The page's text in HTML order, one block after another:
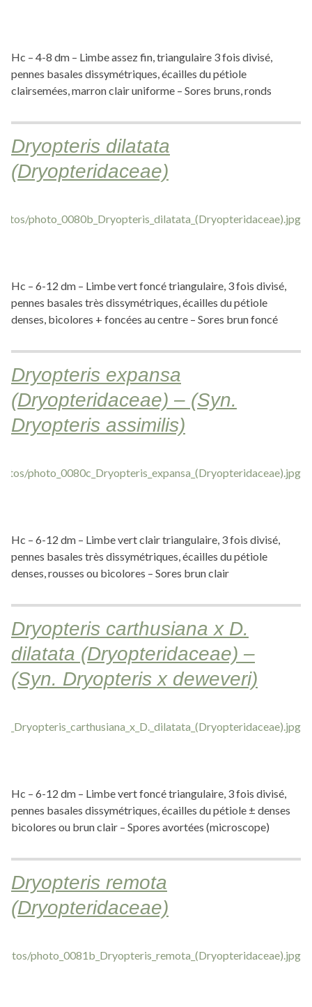
Hc – 4-8 dm – Limbe assez fin, triangulaire 3 fois divisé,
pennes basales dissymétriques, écailles du pétiole
clairsemées, marron clair uniforme – Sores bruns, ronds
Dryopteris dilatata
(Dryopteridaceae)
Hc – 6-12 dm – Limbe vert foncé triangulaire, 3 fois divisé,
pennes basales très dissymétriques, écailles du pétiole
denses, bicolores + foncées au centre – Sores brun foncé
Dryopteris expansa
(Dryopteridaceae) – (Syn.
Dryopteris assimilis)
Hc – 6-12 dm – Limbe vert clair triangulaire, 3 fois divisé,
pennes basales très dissymétriques, écailles du pétiole
denses, rousses ou bicolores – Sores brun clair
Dryopteris carthusiana x D.
dilatata (Dryopteridaceae) –
(Syn. Dryopteris x deweveri)
Hc – 6-12 dm – Limbe vert foncé triangulaire, 3 fois divisé,
pennes basales dissymétriques, écailles du pétiole ± denses
bicolores ou brun clair – Spores avortées (microscope)
Dryopteris remota
(Dryopteridaceae)